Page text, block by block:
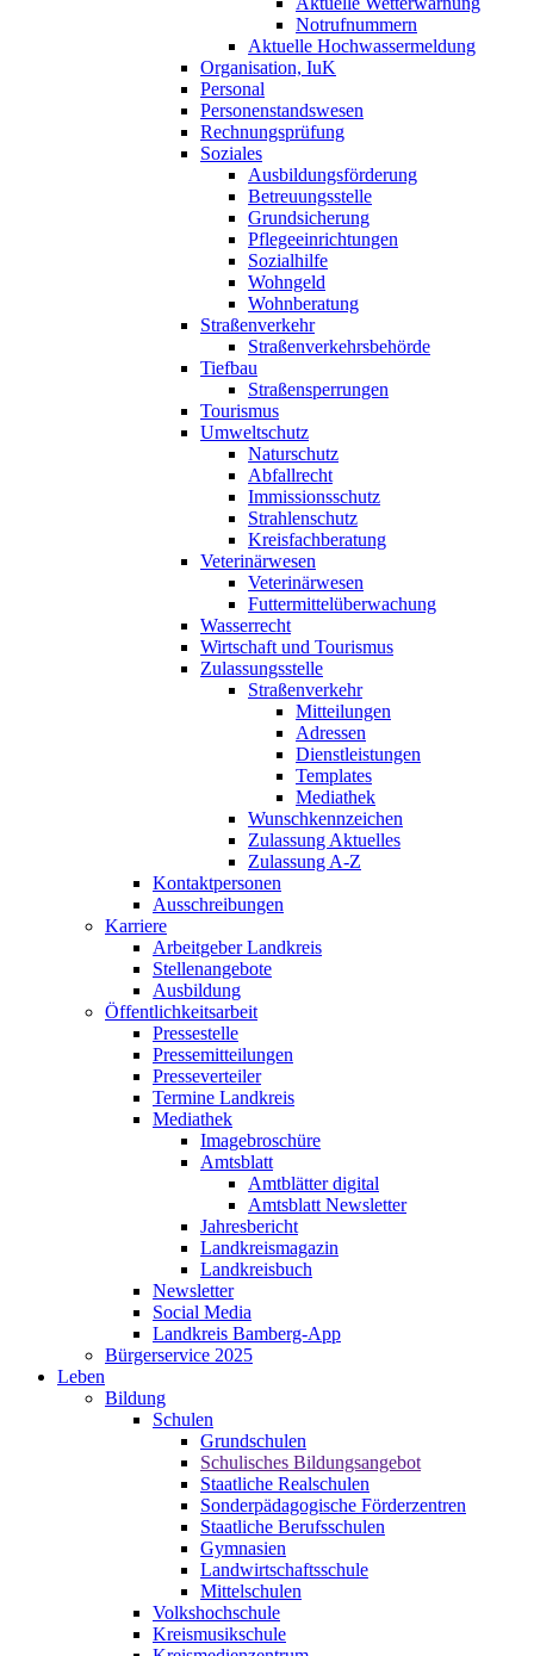
Notrufnummern
Aktuelle Hochwassermeldung
Organisation, IuK
Personal
Personenstandswesen
Rechnungsprüfung
Soziales
Ausbildungsförderung
Betreuungsstelle
Grundsicherung
Pflegeeinrichtungen
Sozialhilfe
Wohngeld
Wohnberatung
Straßenverkehr
Straßenverkehrsbehörde
Tiefbau
Straßensperrungen
Tourismus
Umweltschutz
Naturschutz
Abfallrecht
Immissionsschutz
Strahlenschutz
Kreisfachberatung
Veterinärwesen
Veterinärwesen
Futtermittelüberwachung
Wasserrecht
Wirtschaft und Tourismus
Zulassungsstelle
Straßenverkehr
Mitteilungen
Adressen
Dienstleistungen
Templates
Mediathek
Wunschkennzeichen
Zulassung Aktuelles
Zulassung A-Z
Kontaktpersonen
Ausschreibungen
Karriere
Arbeitgeber Landkreis
Stellenangebote
Ausbildung
Öffentlichkeitsarbeit
Pressestelle
Pressemitteilungen
Presseverteiler
Termine Landkreis
Mediathek
Imagebroschüre
Amtsblatt
Amtblätter digital
Amtsblatt Newsletter
Jahresbericht
Landkreismagazin
Landkreisbuch
Newsletter
Social Media
Landkreis Bamberg-App
Bürgerservice 2025
Leben
Bildung
Schulen
Grundschulen
Schulisches Bildungsangebot
Staatliche Realschulen
Sonderpädagogische Förderzentren
Staatliche Berufsschulen
Gymnasien
Landwirtschaftsschule
Mittelschulen
Volkshochschule
Kreismusikschule